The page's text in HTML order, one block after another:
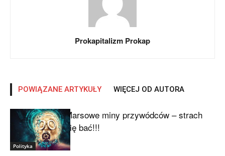
Prokapitalizm Prokap
POWIĄZANE ARTYKUŁY WIĘCEJ OD AUTORA
Polityka
Marsowe miny przywódców – strach
się bać!!!